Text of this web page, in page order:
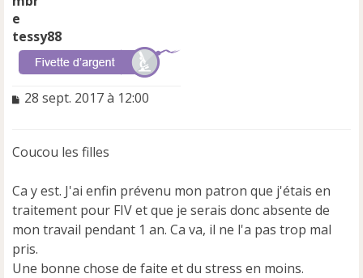
tessy88
M
a
e
n
o
n
l
u
28 sept. 2017 à 12:00
Coucou les filles
Ca y est. J'ai enfin prévenu mon patron que j'étais en
traitement pour FIV et que je serais donc absente de
mon travail pendant 1 an. Ca va, il ne l'a pas trop mal
pris.
Une bonne chose de faite et du stress en moins.